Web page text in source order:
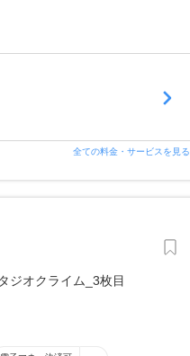
全ての料金・サービスを見る